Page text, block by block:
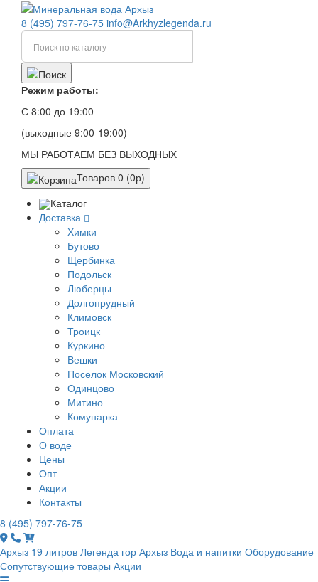
8 (495) 797-76-75 info@Arkhyzlegenda.ru
Режим работы:
С 8:00 до 19:00
(выходные 9:00-19:00)
МЫ РАБОТАЕМ БЕЗ ВЫХОДНЫХ
Товаров 0 (0р)
Каталог
Доставка
Химки
Бутово
Щербинка
Подольск
Люберцы
Долгопрудный
Климовск
Троицк
Куркино
Вешки
Поселок Московский
Одинцово
Митино
Комунарка
Оплата
О воде
Цены
Опт
Акции
Контакты
8 (495) 797-76-75
Архыз 19 литров Легенда гор Архыз Вода и напитки Оборудование
Сопутствующие товары Акции